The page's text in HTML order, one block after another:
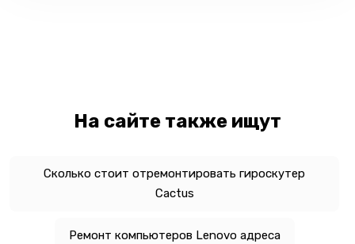
На сайте также ищут
Сколько стоит отремонтировать гироскутер
Cactus
Ремонт компьютеров Lenovo адреса